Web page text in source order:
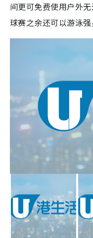
间更可免费使用户外
球赛之余还可以游泳强